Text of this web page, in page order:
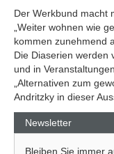
Der Werkbund macht
„Weiter wohnen wie
kommen zunehmend
Die Diaserien werden
und in
„Alternativen zum
Andritzky in dieser
Newsletter
Bleiben Sie immer